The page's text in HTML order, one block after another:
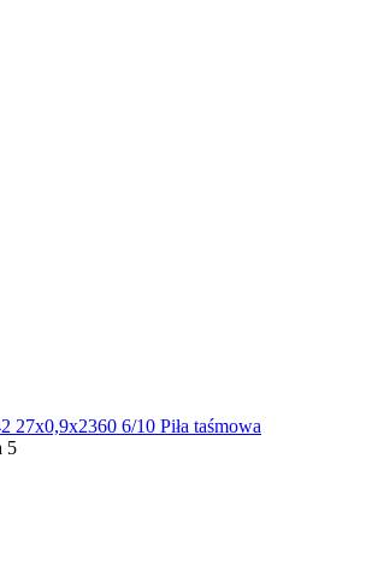
6/10 Piła taśmowa
5